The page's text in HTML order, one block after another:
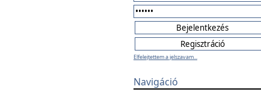
Elfelejtettem a jelszavam...
Navigáció